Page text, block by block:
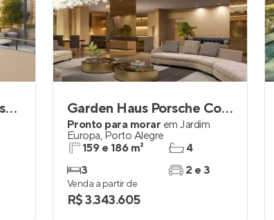
Tree Haus Porsche Consulting Garden Haus Porsche Consulting
Pronto para morar em Jardim
Europa, Porto Alegre
159 e 186 m²
3
4
2 e 3
Venda a partir de
R$ 3.343.605